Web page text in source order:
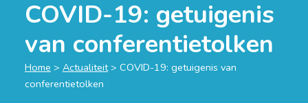
COVID-19: getuigenis
van conferentietolken
Home > Actualiteit> COVID-19: getuigenis van
conferentietolken